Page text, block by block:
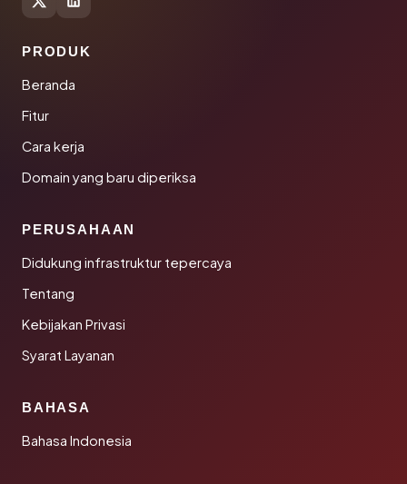
PRODUK
Beranda
Fitur
Cara kerja
Domain yang baru diperiksa
PERUSAHAAN
Didukung infrastruktur tepercaya
Tentang
Kebijakan Privasi
Syarat Layanan
BAHASA
Bahasa Indonesia